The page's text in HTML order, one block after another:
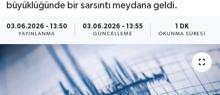
büyüklüğünde bir sarsıntı meydana geldi.
03.06.2026 - 13:50
YAYINLANMA
03.06.2026 - 13:55
GÜNCELLEME
1 DK
OKUNMA SÜRESI
Gündem
Tüm Manşetler
Son Dakika Haberleri
Haber Arşivi